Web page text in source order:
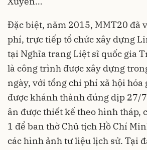
Đặc biệt, năm 2015, MMT20 đã
phí, trực tiếp tổ chức xây dựng
tại Nghĩa trang Liệt sĩ quốc gia
là công trình được xây dựng
ngày, với tổng chi phí xã hội hóa
được khánh thành đúng dịp 27/
ân được thiết kế theo hình tháp,
1 để ban thờ Chủ tịch Hồ Chí
các hình ảnh tư liệu lịch sử. Tại